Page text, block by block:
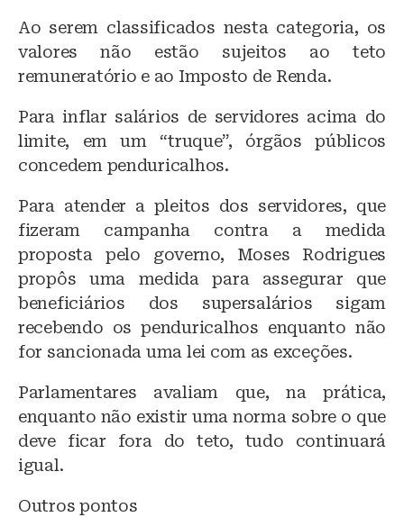
Ao serem classificados nesta categoria, os
valores não estão sujeitos ao teto
remuneratório e ao Imposto de Renda.
Para inflar salários de servidores acima do
limite, em um “truque”, órgãos públicos
concedem penduricalhos.
Para atender a pleitos dos servidores, que
fizeram campanha contra a medida
proposta pelo governo, Moses Rodrigues
propôs uma medida para assegurar que
beneficiários dos supersalários sigam
recebendo os penduricalhos enquanto não
for sancionada uma lei com as exceções.
Parlamentares avaliam que, na prática,
enquanto não existir uma norma sobre o que
deve ficar fora do teto, tudo continuará
igual.
Outros pontos